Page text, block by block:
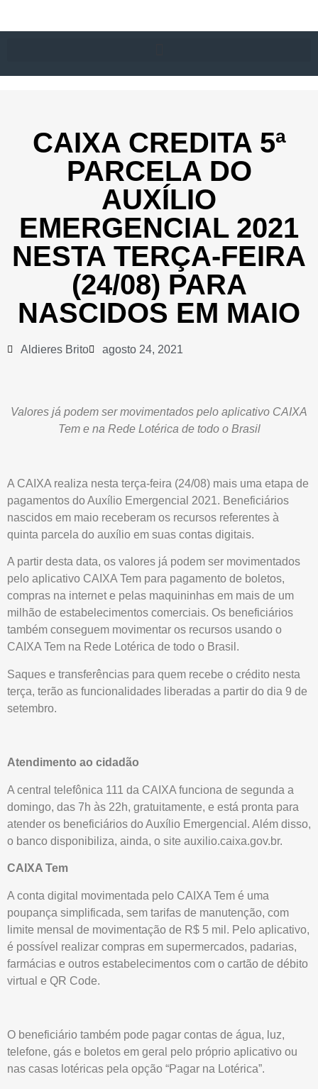
CAIXA CREDITA 5ª
PARCELA DO
AUXÍLIO
EMERGENCIAL 2021
NESTA TERÇA-FEIRA
(24/08) PARA
NASCIDOS EM MAIO
Aldieres Brito agosto 24, 2021
Valores já podem ser movimentados pelo aplicativo CAIXA
Tem e na Rede Lotérica de todo o Brasil
A CAIXA realiza nesta terça-feira (24/08) mais uma etapa de
pagamentos do Auxílio Emergencial 2021. Beneficiários
nascidos em maio receberam os recursos referentes à
quinta parcela do auxílio em suas contas digitais.
A partir desta data, os valores já podem ser movimentados
pelo aplicativo CAIXA Tem para pagamento de boletos,
compras na internet e pelas maquininhas em mais de um
milhão de estabelecimentos comerciais. Os beneficiários
também conseguem movimentar os recursos usando o
CAIXA Tem na Rede Lotérica de todo o Brasil.
Saques e transferências para quem recebe o crédito nesta
terça, terão as funcionalidades liberadas a partir do dia 9 de
setembro.
Atendimento ao cidadão
A central telefônica 111 da CAIXA funciona de segunda a
domingo, das 7h às 22h, gratuitamente, e está pronta para
atender os beneficiários do Auxílio Emergencial. Além disso,
o banco disponibiliza, ainda, o site auxilio.caixa.gov.br.
CAIXA Tem
A conta digital movimentada pelo CAIXA Tem é uma
poupança simplificada, sem tarifas de manutenção, com
limite mensal de movimentação de R$ 5 mil. Pelo aplicativo,
é possível realizar compras em supermercados, padarias,
farmácias e outros estabelecimentos com o cartão de débito
virtual e QR Code.
O beneficiário também pode pagar contas de água, luz,
telefone, gás e boletos em geral pelo próprio aplicativo ou
nas casas lotéricas pela opção “Pagar na Lotérica”.